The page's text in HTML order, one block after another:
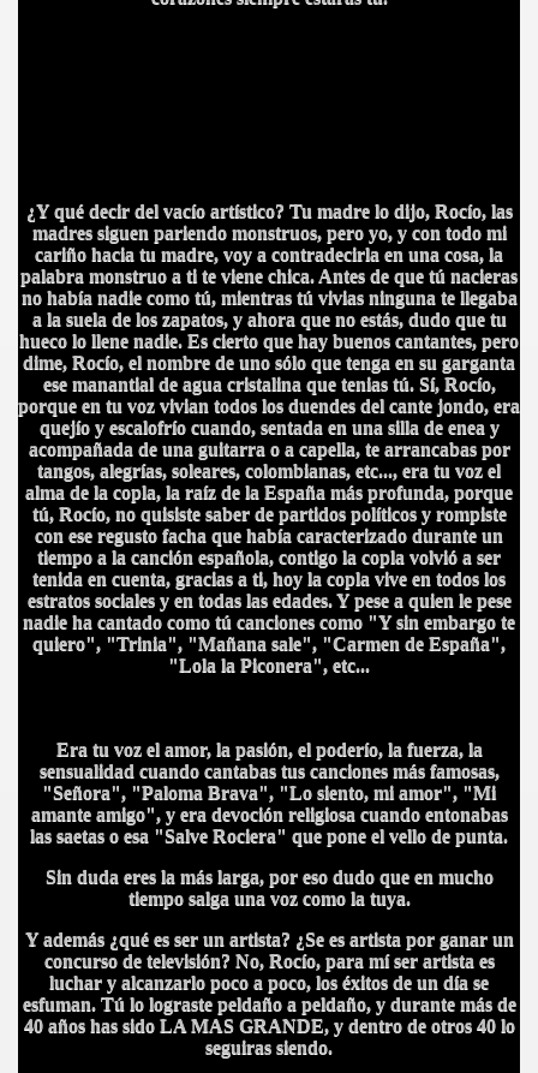
¿Y qué decir del vacío artístico? Tu madre lo dijo, Rocío, las
madres siguen pariendo monstruos, pero yo, y con todo mi
cariño hacia tu madre, voy a contradecirla en una cosa, la
palabra monstruo a ti te viene chica. Antes de que tú nacieras
no había nadie como tú, mientras tú vivias ninguna te llegaba
a la suela de los zapatos, y ahora que no estás, dudo que tu
hueco lo llene nadie. Es cierto que hay buenos cantantes, pero
dime, Rocío, el nombre de uno sólo que tenga en su garganta
ese manantial de agua cristalina que tenias tú. Sí, Rocío,
porque en tu voz vivian todos los duendes del cante jondo, era
quejío y escalofrío cuando, sentada en una silla de enea y
acompañada de una guitarra o a capella, te arrancabas por
tangos, alegrías, soleares, colombianas, etc..., era tu voz el
alma de la copla, la raíz de la España más profunda, porque
tú, Rocío, no quisiste saber de partidos políticos y rompiste
con ese regusto facha que había caracterizado durante un
tiempo a la canción española, contigo la copla volvió a ser
tenida en cuenta, gracias a ti, hoy la copla vive en todos los
estratos sociales y en todas las edades. Y pese a quien le pese
nadie ha cantado como tú canciones como "Y sin embargo te
quiero", "Trinia", "Mañana sale", "Carmen de España",
"Lola la Piconera", etc...
Era tu voz el amor, la pasión, el poderío, la fuerza, la
sensualidad cuando cantabas tus canciones más famosas,
"Señora", "Paloma Brava", "Lo siento, mi amor", "Mi
amante amigo", y era devoción religiosa cuando entonabas
las saetas o esa "Salve Rociera" que pone el vello de punta.
Sin duda eres la más larga, por eso dudo que en mucho
tiempo salga una voz como la tuya.
Y además ¿qué es ser un artista? ¿Se es artista por ganar un
concurso de televisión? No, Rocío, para mí ser artista es
luchar y alcanzarlo poco a poco, los éxitos de un día se
esfuman. Tú lo lograste peldaño a peldaño, y durante más de
40 años has sido LA MAS GRANDE, y dentro de otros 40 lo
seguiras siendo.
AL VIENTO